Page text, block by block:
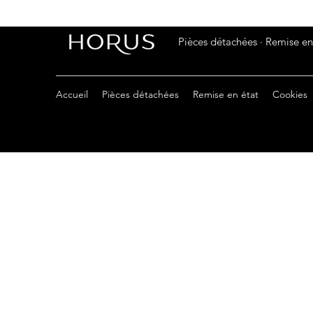
Pièces détachées · Remise
Accueil Pièces détachées Remise en état Cookies